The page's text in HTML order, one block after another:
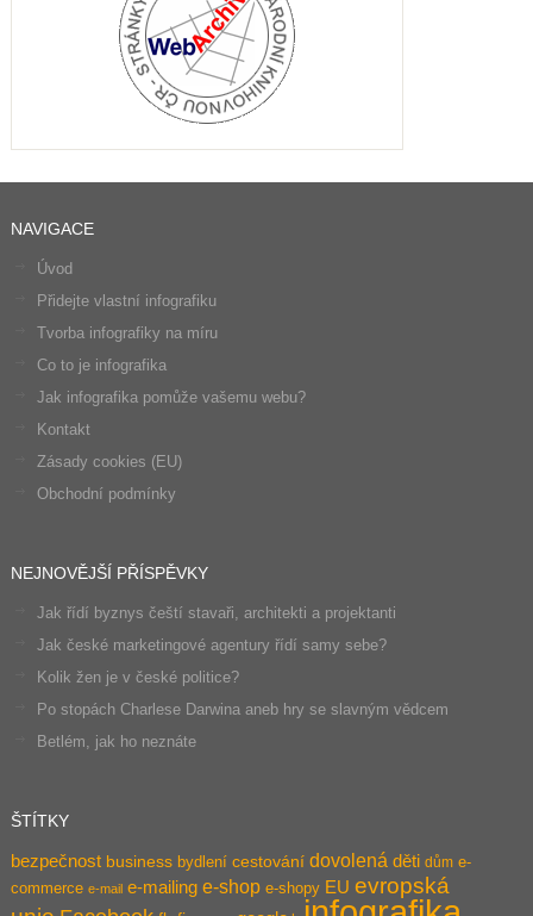
NAVIGACE
Úvod
Přidejte vlastní infografiku
Tvorba infografiky na míru
Co to je infografika
Jak infografika pomůže vašemu webu?
Kontakt
Zásady cookies (EU)
Obchodní podmínky
NEJNOVĚJŠÍ PŘÍSPĚVKY
Jak řídí byznys čeští stavaři, architekti a projektanti
Jak české marketingové agentury řídí samy sebe?
Kolik žen je v české politice?
Po stopách Charlese Darwina aneb hry se slavným vědcem
Betlém, jak ho neznáte
ŠTÍTKY
bezpečnost business bydlení cestování dovolená děti dům e-
commerce e-mail e-mailing e-shop e-shopy EU evropská